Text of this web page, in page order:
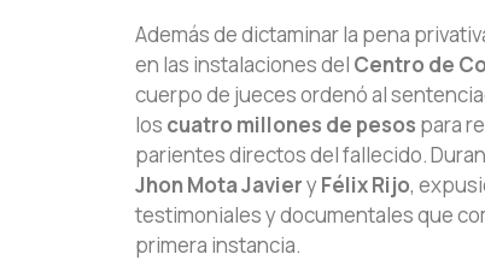
Además de dictaminar la pena
en las instalaciones del Centro de
cuerpo de jueces ordenó al
los cuatro millones de pesos para
parientes directos del fallecido.
Jhon Mota JavieryFélix Rijo,
testimoniales y documentales que
primera instancia.